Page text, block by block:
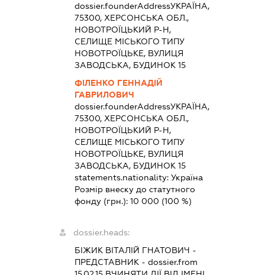
dossier.founderAddressУКРАЇНА,
75300, ХЕРСОНСЬКА ОБЛ.,
НОВОТРОЇЦЬКИЙ Р-Н,
СЕЛИЩЕ МІСЬКОГО ТИПУ
НОВОТРОЇЦЬКЕ, ВУЛИЦЯ
ЗАВОДСЬКА, БУДИНОК 15
ФІЛЕНКО ГЕННАДІЙ
ГАВРИЛОВИЧ
dossier.founderAddressУКРАЇНА,
75300, ХЕРСОНСЬКА ОБЛ.,
НОВОТРОЇЦЬКИЙ Р-Н,
СЕЛИЩЕ МІСЬКОГО ТИПУ
НОВОТРОЇЦЬКЕ, ВУЛИЦЯ
ЗАВОДСЬКА, БУДИНОК 15
statements.nationality: Україна
Розмір внеску до статутного
фонду (грн.): 10 000 (100 %)
dossier.heads:
БІЖИК ВІТАЛІЙ ГНАТОВИЧ -
ПРЕДСТАВНИК- dossier.from